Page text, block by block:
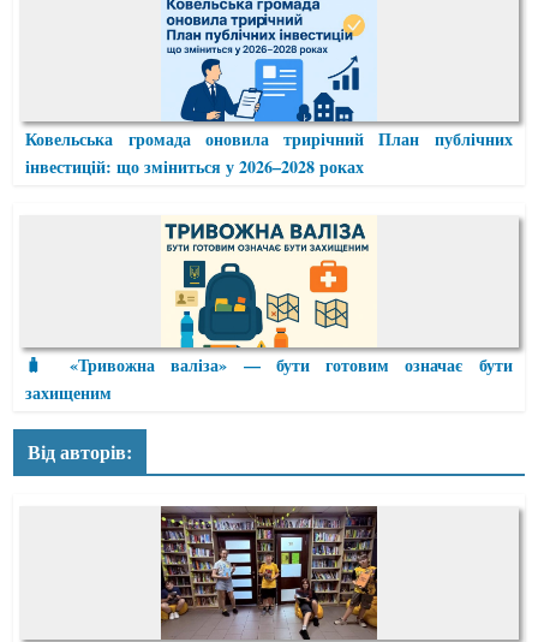
Ковельська громада оновила трирічний План публічних
інвестицій: що зміниться у 2026–2028 роках
🧳 «Тривожна валіза» — бути готовим означає бути
захищеним
Від авторів: